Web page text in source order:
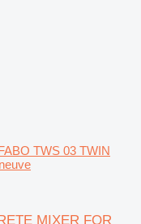
TWS 03 TWIN
MIXER FOR